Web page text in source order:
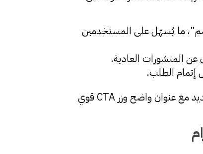
ما يُسهّل على المستخدمين
المنشورات العادية.
إتمام الطلب.
إذا كنت تبحث عن طريقة لجذب الانتباه وسط زخم المحتوى على منصة X، فإن استخدام تنسيق الإعلان الجديد مع عنوان واضح وزر CTA قوي